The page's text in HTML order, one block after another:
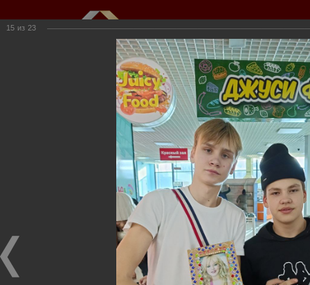
Мы создаем и развиваем объекты
недвижимости для вас
г.Кемерово, пр.Ленина, 61
kkioffice@kkinvest.ru
15 из 23